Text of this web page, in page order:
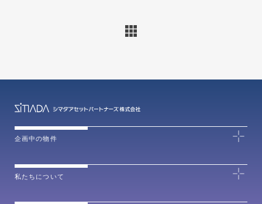
企画中の物件
私たちについて